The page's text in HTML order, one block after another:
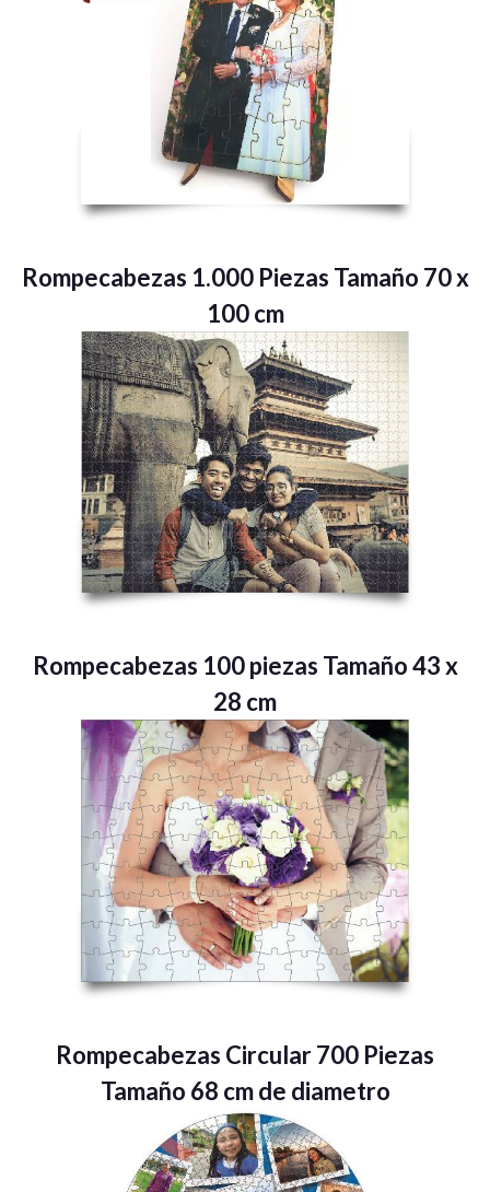
Rompecabezas 1.000 Piezas Tamaño 70 x
100 cm
Rompecabezas 100 piezas Tamaño 43 x
28 cm
Rompecabezas Circular 700 Piezas
Tamaño 68 cm de diametro